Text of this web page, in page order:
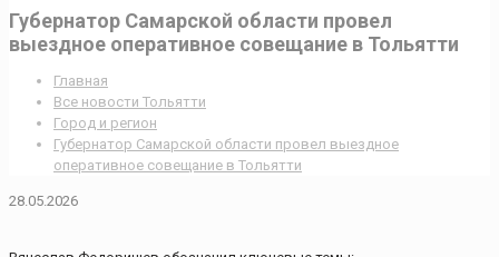
Губернатор Самарской области провел
выездное оперативное совещание в Тольятти
Главная
Все новости Тольятти
Город и регион
Губернатор Самарской области провел выездное
оперативное совещание в Тольятти
28.05.2026